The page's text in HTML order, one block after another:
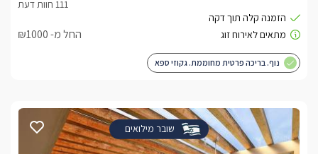
החל מ- ₪1000
נוף. בריכה פרטית מחוממת. גקוזי ספא
שובר מילואים